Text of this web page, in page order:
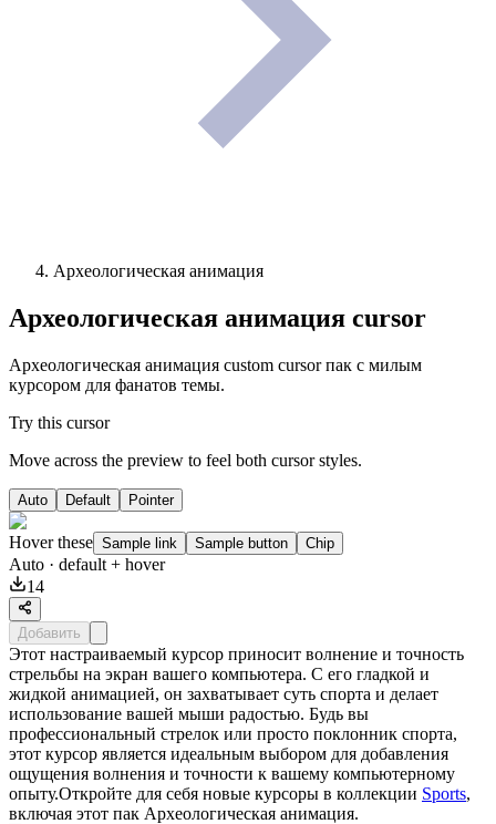
Археологическая анимация
Археологическая анимация cursor
Археологическая анимация custom cursor пак с милым
курсором для фанатов темы.
Try this cursor
Move across the preview to feel both cursor styles.
Auto Default Pointer
Hover these Sample link Sample button Chip
Auto · default + hover
14
Добавить
Этот настраиваемый курсор приносит волнение и точность
стрельбы на экран вашего компьютера. С его гладкой и
жидкой анимацией, он захватывает суть спорта и делает
использование вашей мыши радостью. Будь вы
профессиональный стрелок или просто поклонник спорта,
этот курсор является идеальным выбором для добавления
ощущения волнения и точности к вашему компьютерному
опыту.Откройте для себя новые курсоры в коллекции Sports,
включая этот пак Археологическая анимация.